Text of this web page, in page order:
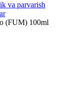
va parvarish
(FUM) 100ml